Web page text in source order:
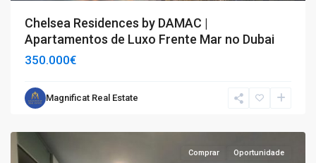
Chelsea Residences by DAMAC |
Apartamentos de Luxo Frente Mar no Dubai
350.000€
Magnificat Real Estate
T2,
Comprar Oportunidade